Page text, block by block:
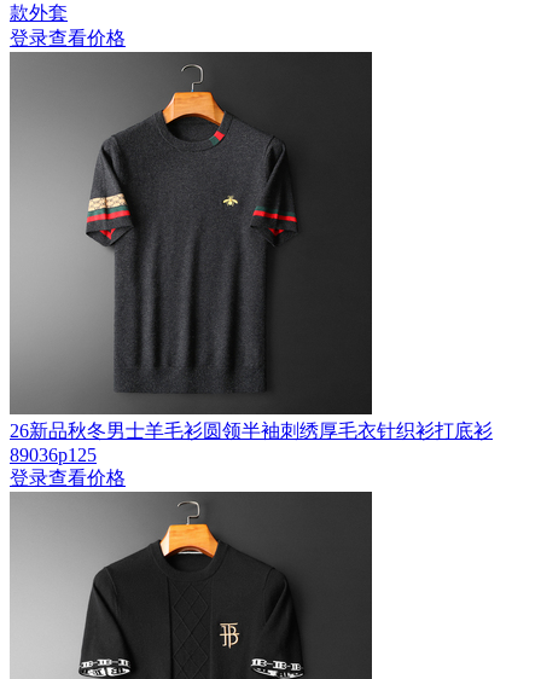
款外套
登录查看价格
26新品秋冬男士羊毛衫圆领半袖刺绣厚毛衣针织衫打底衫
89036p125
登录查看价格